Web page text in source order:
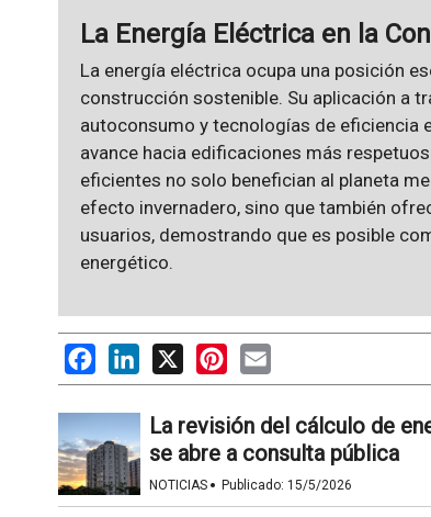
La Energía Eléctrica en la
La energía eléctrica ocupa una posición
construcción sostenible. Su aplicación a
autoconsumo y tecnologías de eficiencia
avance hacia edificaciones más
eficientes no solo benefician al planeta
efecto invernadero, sino que también
usuarios, demostrando que es posible
energético.
FacebookLinkedIn
X PinterestEmail
La revisión del cálculo de
se abre a consulta pública
NOTICIAS · Publicado: 15/5/2026